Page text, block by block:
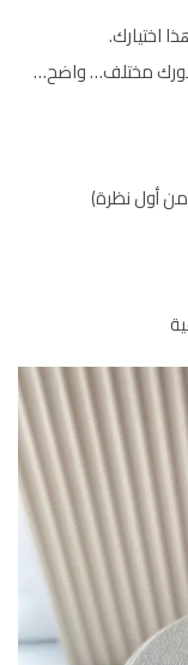
اختيارك.
مختلف… واضح…
أول نظرة)